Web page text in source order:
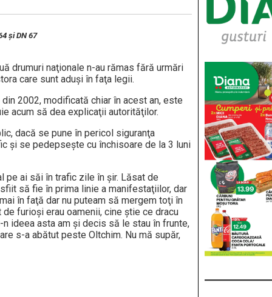
şi DN 67
drumuri naţionale n-au rămas fără urmări
care sunt aduşi în faţa legii.
2002, modificată chiar în acest an, este
acum să dea explicaţii autorităţilor.
dacă se pune în pericol siguranţa
şi se pedepseşte cu închisoare de la 3 luni
pe ai săi în trafic zile în şir. Lăsat de
să fie în prima linie a manifestaţiilor, dar
în faţă dar nu puteam să mergem toţi în
furioşi erau oamenii, cine ştie ce dracu
ideea asta am şi decis să le stau în frunte,
s-a abătut peste Oltchim. Nu mă supăr,